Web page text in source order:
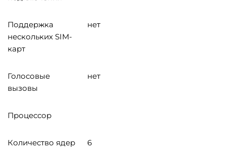
Поддержка
нескольких SIM-
карт
нет
Голосовые
вызовы
нет
Процессор
Количество ядер 6